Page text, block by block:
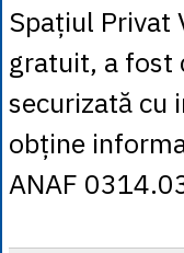
Spațiul Privat
gratuit, a fost
securizată cu
obține
ANAF